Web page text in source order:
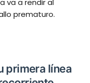
prematuro.
primera línea